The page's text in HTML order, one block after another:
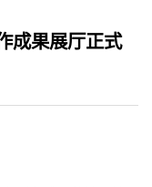
成果展厅正式